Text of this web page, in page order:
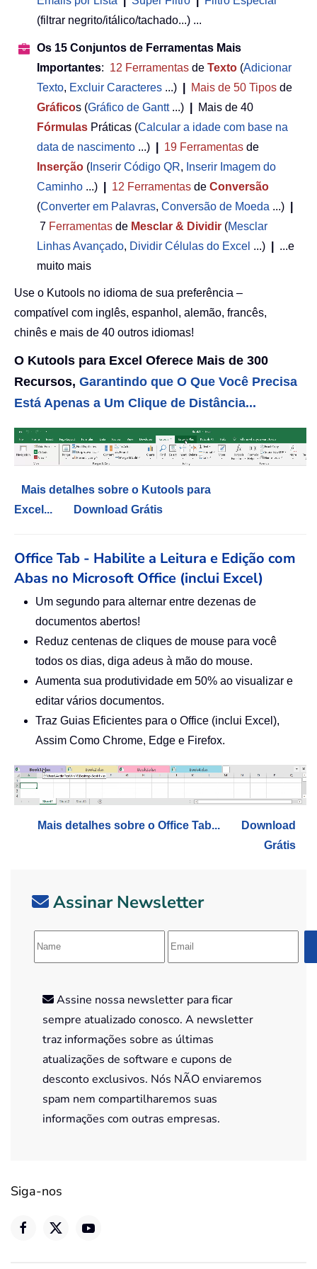
(filtrar negrito/itálico/tachado...) ...
Os 15 Conjuntos de Ferramentas Mais
Importantes: 12 Ferramentas de Texto (Adicionar
Texto, Excluir Caracteres ...) Mais de 50 Tipos de
Gráficos (Gráfico de Gantt...)
Mais de 40
Fórmulas Práticas (Calcular a idade com base na
data de nascimento ...) 19 Ferramentas de
Inserção ( Inserir Código QR, Inserir Imagem do
Caminho ...) 12 Ferramentas de Conversão
(Converter em Palavras, Conversão de Moeda ...)
7 Ferramentas de Mesclar & Dividir (Mesclar
Linhas Avançado, Dividir Células do Excel ...)
...e
muito mais
Use o Kutools no idioma de sua preferência –
compatível com inglês, espanhol, alemão, francês,
chinês e mais de 40 outros idiomas!
O Kutools para Excel Oferece Mais de 300
Recursos, Garantindo que O Que Você Precisa
Está Apenas a Um Clique de Distância...
Mais detalhes sobre o Kutools para
Excel...
Download Grátis
Office Tab - Habilite a Leitura e Edição com
Abas no Microsoft Office (inclui Excel)
Um segundo para alternar entre dezenas de
documentos abertos!
Reduz centenas de cliques de mouse para você
todos os dias, diga adeus à mão do mouse.
Aumenta sua produtividade em 50% ao visualizar e
editar vários documentos.
Traz Guias Eficientes para o Office (inclui Excel),
Assim Como Chrome, Edge e Firefox.
Mais detalhes sobre o Office Tab...
Download
Grátis
Assinar Newsletter
Assine nossa newsletter para ficar
sempre atualizado conosco. A newsletter
traz informações sobre as últimas
atualizações de software e cupons de
desconto exclusivos. Nós NÃO enviaremos
spam nem compartilharemos suas
informações com outras empresas.
Siga-nos